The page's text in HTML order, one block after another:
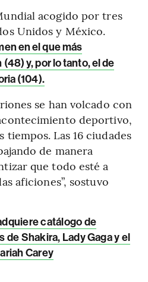
acogido por tres
Unidos y México.
en el que más
y, por lo tanto, el de
(104).
se han volcado con
deportivo,
Las 16 ciudades
de manera
que todo esté a
aficiones”, sostuvo
catálogo de
Shakira, Lady Gaga y el
Carey